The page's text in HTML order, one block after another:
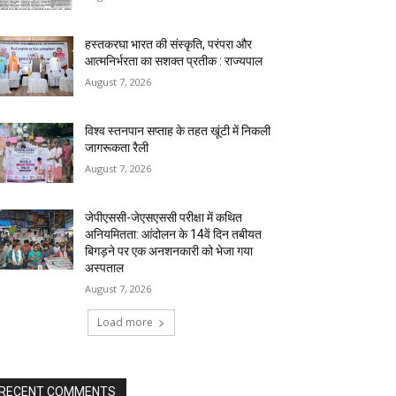
हस्तकरघा भारत की संस्कृति, परंपरा और
आत्मनिर्भरता का सशक्त प्रतीक : राज्यपाल
August 7, 2026
विश्व स्तनपान सप्ताह के तहत खूंटी में निकली
जागरूकता रैली
August 7, 2026
जेपीएससी-जेएसएससी परीक्षा में कथित
अनियमितता: आंदोलन के 14वें दिन तबीयत
बिगड़ने पर एक अनशनकारी को भेजा गया
अस्पताल
August 7, 2026
Load more
COMMENTS